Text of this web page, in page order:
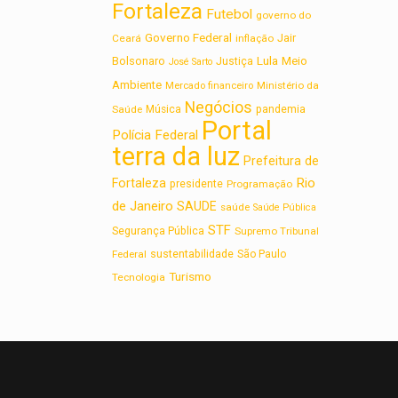
Fortaleza Futebol governo do
Ceará Governo Federal inflação Jair
Bolsonaro José Sarto Justiça Lula Meio
Ambiente Mercado financeiro Ministério da
Saúde Música Negócios pandemia
Polícia Federal Portal
terra da luz Prefeitura de
Fortaleza presidente Programação Rio
de Janeiro SAUDE saúde Saúde Pública
Segurança Pública STF Supremo Tribunal
Federal sustentabilidade São Paulo
Tecnologia Turismo